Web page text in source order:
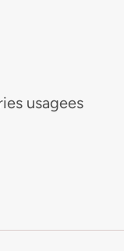
usagees